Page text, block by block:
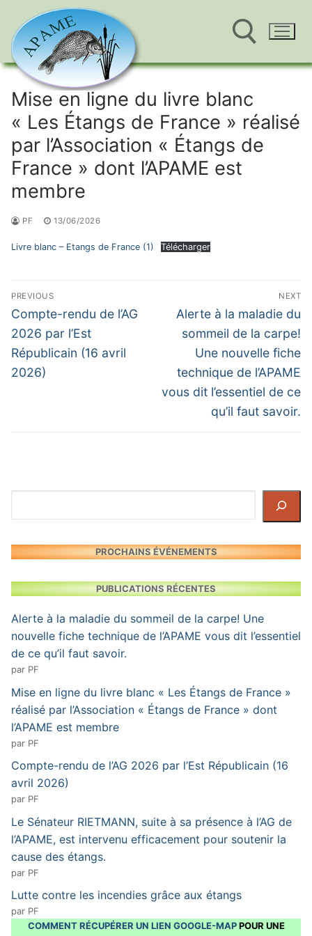
Aller
contenu
Mise en ligne du livre blanc
« Les Étangs de France » réalisé
par l’Association « Étangs de
France » dont l’APAME est
membre
PF 13/06/2026
Livre blanc – Etangs de France (1) Télécharger
Navigation
de
l’article
PREVIOUS
Previous
post:
Compte-rendu de l’AG
2026 par l’Est
Républicain (16 avril
2026)
NEXT
Next
post:
Alerte à la maladie du
sommeil de la carpe!
Une nouvelle fiche
technique de l’APAME
vous dit l’essentiel de ce
qu’il faut savoir.
PROCHAINS ÉVÉNEMENTS
PUBLICATIONS RÉCENTES
Alerte à la maladie du sommeil de la carpe! Une
nouvelle fiche technique de l’APAME vous dit l’essentiel
de ce qu’il faut savoir.
par PF
Mise en ligne du livre blanc « Les Étangs de France »
réalisé par l’Association « Étangs de France » dont
l’APAME est membre
par PF
Compte-rendu de l’AG 2026 par l’Est Républicain (16
avril 2026)
par PF
Le Sénateur RIETMANN, suite à sa présence à l’AG de
l’APAME, est intervenu efficacement pour soutenir la
cause des étangs.
par PF
Lutte contre les incendies grâce aux étangs
par PF
COMMENT RÉCUPÉRER UN LIEN GOOGLE-MAP POUR UNE